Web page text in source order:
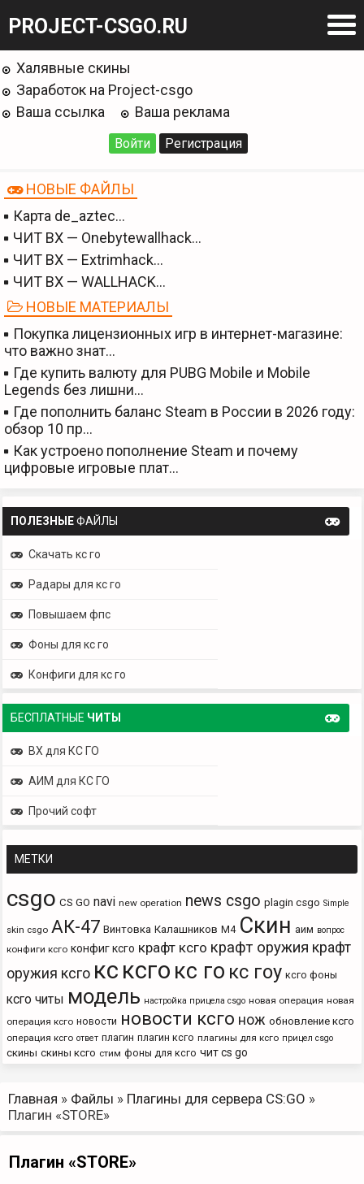
PROJECT-CSGO.RU
Халявные скины
Заработок на Project-csgo
Ваша ссылка
Ваша реклама
Войти Регистрация
НОВЫЕ ФАЙЛЫ
Карта de_aztec…
ЧИТ BX — Onebytewallhack…
ЧИТ BX — Extrimhack…
ЧИТ BX — WALLHACK…
НОВЫЕ МАТЕРИАЛЫ
Покупка лицензионных игр в интернет-магазине:
что важно знат…
Где купить валюту для PUBG Mobile и Mobile
Legends без лишни…
Где пополнить баланс Steam в России в 2026 году:
обзор 10 пр…
Как устроено пополнение Steam и почему
цифровые игровые плат…
ПОЛЕЗНЫЕФАЙЛЫ
Скачать кс го
Радары для кс го
Повышаем фпс
Фоны для кс го
Конфиги для кс го
БЕСПЛАТНЫЕ ЧИТЫ
ВХ для КС ГО
АИМ для КС ГО
Прочий софт
МЕТКИ
csgo CS GO navi new operation news csgo plagin csgo Simple
skin csgo АК-47 Винтовка Калашников М4 Скин аим вопрос
конфиги ксго конфиг ксго крафт ксго крафт оружия крафт
оружия ксго кс ксго кс го кс гоу ксго фоны
ксго читы модель настройка прицела csgo новая операция новая
операция ксго новости новости ксго нож обновление ксго
операция ксго ответ плагин плагин ксго плагины для ксго прицел csgo
скины скины ксго стим фоны для ксго чит cs go
Главная » Файлы » Плагины для сервера CS:GO »
Плагин «STORE»
Плагин «STORE»